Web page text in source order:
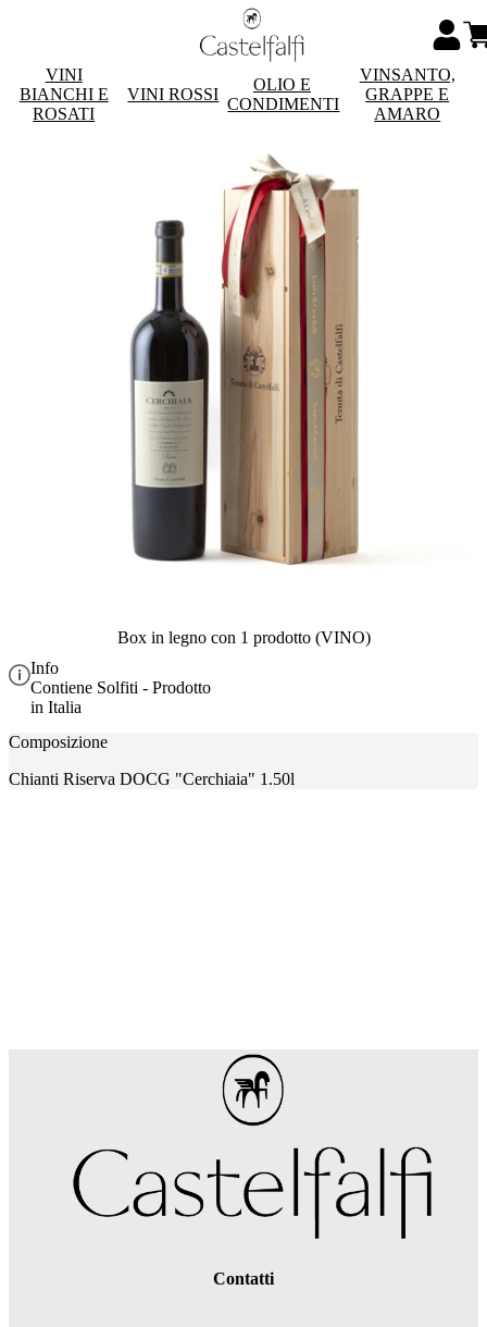
VINI
BIANCHI E
ROSATI
VINI ROSSI
OLIO E
CONDIMENTI
VINSANTO,
GRAPPE E
AMARO
Box in legno con 1 prodotto (VINO)
Info
Contiene Solfiti - Prodotto
in Italia
Composizione
Chianti Riserva DOCG "Cerchiaia" 1.50l
Contatti